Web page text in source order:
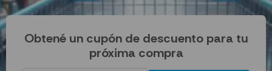
Obtené un cupón de descuento para tu
próxima compra